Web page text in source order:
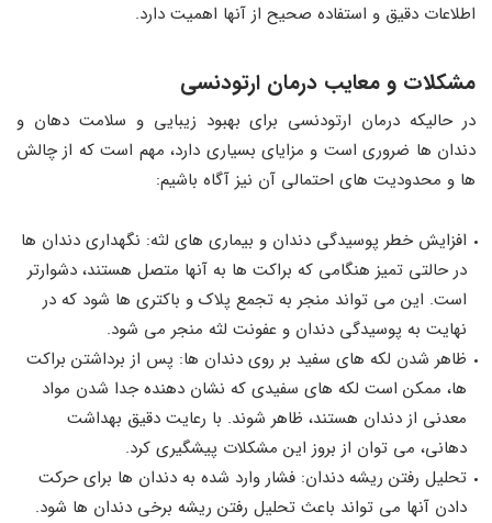
اطلاعات دقیق و استفاده صحیح از آنها اهمیت دارد.
مشکلات و معایب درمان ارتودنسی
در حالیکه درمان ارتودنسی برای بهبود زیبایی و سلامت دهان و
دندان ها ضروری است و مزایای بسیاری دارد، مهم است که از چالش
ها و محدودیت های احتمالی آن نیز آگاه باشیم:
افزایش خطر پوسیدگی دندان و بیماری های لثه: نگهداری دندان ها
در حالتی تمیز هنگامی که براکت ها به آنها متصل هستند، دشوارتر
است. این می تواند منجر به تجمع پلاک و باکتری ها شود که در
نهایت به پوسیدگی دندان و عفونت لثه منجر می شود.
ظاهر شدن لکه های سفید بر روی دندان ها: پس از برداشتن براکت
ها، ممکن است لکه های سفیدی که نشان دهنده جدا شدن مواد
معدنی از دندان هستند، ظاهر شوند. با رعایت دقیق بهداشت
دهانی، می توان از بروز این مشکلات پیشگیری کرد.
تحلیل رفتن ریشه دندان: فشار وارد شده به دندان ها برای حرکت
دادن آنها می تواند باعث تحلیل رفتن ریشه برخی دندان ها شود.